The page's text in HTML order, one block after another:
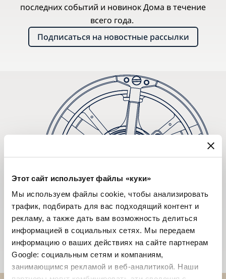
Этот сайт использует файлы «куки»
Мы используем файлы cookie, чтобы анализировать
трафик, подбирать для вас подходящий контент и
рекламу, а также дать вам возможность делиться
информацией в социальных сетях. Мы передаем
информацию о ваших действиях на сайте партнерам
Google: социальным сетям и компаниям,
занимающимся рекламой и веб-аналитикой. Наши
последних событий и новинок Дома в течение
всего года.
Подписаться на новостные рассылки